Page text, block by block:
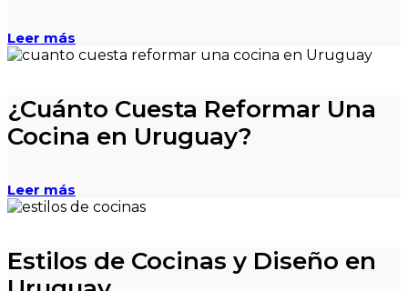
Leer más
¿Cuánto Cuesta Reformar Una
Cocina en Uruguay?
Leer más
Estilos de Cocinas y Diseño en